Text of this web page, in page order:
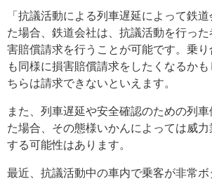
「抗議活動による列車遅延によって鉄
た場合、鉄道会社は、抗議活動を行っ
害賠償請求を行うことが可能です。乗
も同様に損害賠償請求をしたくなるかも
ちらは請求できないといえます。
また、列車遅延や安全確認のための列
た場合、その態様いかんによっては威
する可能性はあります。
最近、抗議活動中の車内で乗客が非常